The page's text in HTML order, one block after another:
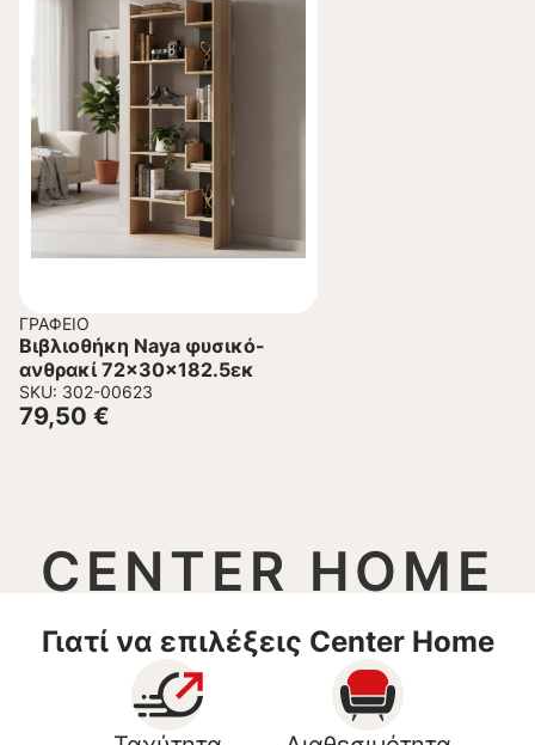
ΓΡΑΦΕΊΟ
Βιβλιοθήκη Naya φυσικό-
ανθρακί 72x30x182.5εκ
SKU: 302-00623
79,50 €
CENTER HOME
Γιατί να επιλέξεις Center Home